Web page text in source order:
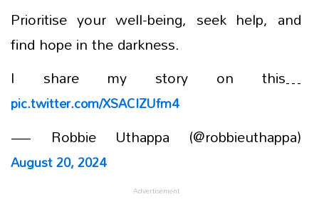
Prioritise your well-being, seek help, and
find hope in the darkness.
I share my story on this…
pic.twitter.com/XSACIZUfm4
— Robbie Uthappa (@robbieuthappa)
August 20, 2024